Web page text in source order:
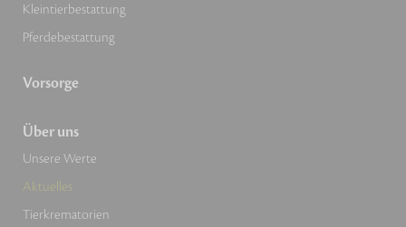
Kleintierbestattung
Pferdebestattung
Vorsorge
Über uns
Unsere Werte
Aktuelles
Tierkrematorien